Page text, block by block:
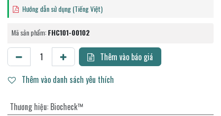
Hướng dẫn sử dụng (Tiếng Việt)
Mã sản phẩm:FHC101-00102
Thêm vào báo giá
Thêm vào danh sách yêu thích
Thương hiệu: Biocheck™